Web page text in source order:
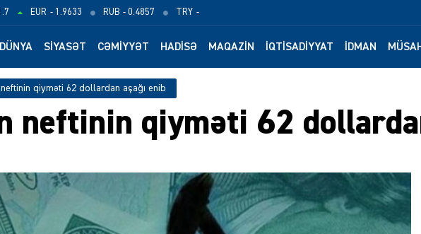
EUR - 1.9633 RUB - 0.4857 TRY -
DÜNYA SIYASƏT CƏMIYYƏT HADISƏ MAQAZIN İQTISADIYYAT İDMAN
qiyməti 62 dollardan aşağı enib
neftinin qiyməti 62